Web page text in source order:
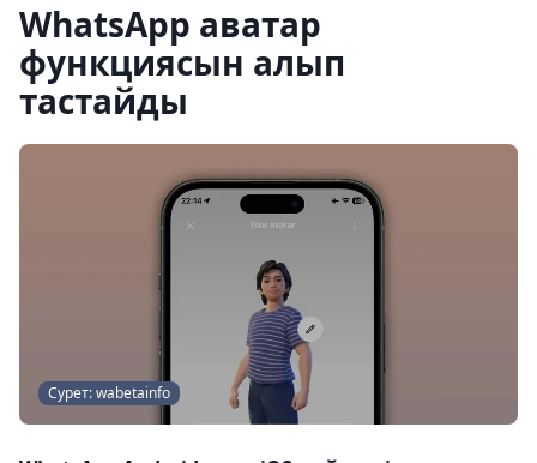
WhatsApp аватар
функциясын алып
тастайды
Сурет: wabetainfo